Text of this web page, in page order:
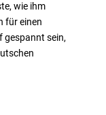
wie ihm
für einen
gespannt sein,